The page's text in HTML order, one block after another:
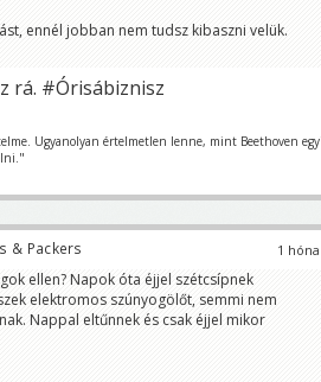
ennél jobban nem tudsz kibaszni velük.
rá. #Órisábiznisz
Ugyanolyan értelmetlen lenne, mint Beethoven
1
& Packers
ellen? Napok óta éjjel szétcsípnek
elektromos szúnyogölőt, semmi nem
Nappal eltűnnek és csak éjjel mikor